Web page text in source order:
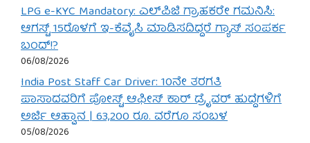
LPG e-KYC Mandatory: ಎಲ್‌ಪಿಜಿ ಗ್ರಾಹಕರೇ ಗಮನಿಸಿ:
ಆಗಸ್ಟ್ 15ರೊಳಗೆ ಇ-ಕೆವೈಸಿ ಮಾಡಿಸದಿದ್ದರೆ ಗ್ಯಾಸ್ ಸಂಪರ್ಕ
ಬಂದ್!?
06/08/2026
India Post Staff Car Driver: 10ನೇ ತರಗತಿ
ಪಾಸಾದವರಿಗೆ ಪೋಸ್ಟ್ ಆಫೀಸ್ ಕಾರ್ ಡ್ರೈವರ್ ಹುದ್ದೆಗಳಿಗೆ
ಅರ್ಜಿ ಆಹ್ವಾನ | 63,200 ರೂ. ವರೆಗೂ ಸಂಬಳ
05/08/2026